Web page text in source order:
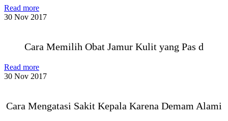
Read more
30 Nov 2017
Cara Memilih Obat Jamur Kulit yang Pas d
Read more
30 Nov 2017
Cara Mengatasi Sakit Kepala Karena Demam Alami